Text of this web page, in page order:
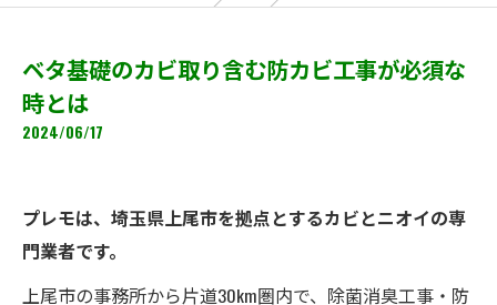
ベタ基礎のカビ取り含む防カビ工事が必須な
時とは
2024/06/17
プレモは、埼玉県上尾市を拠点とするカビとニオイの専
門業者です。
上尾市の事務所から片道30km圏内で、除菌消臭工事・防